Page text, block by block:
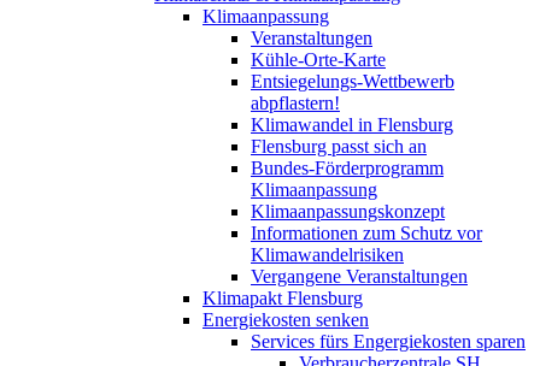
Klimaanpassung
Veranstaltungen
Kühle-Orte-Karte
Entsiegelungs-Wettbewerb
abpflastern!
Klimawandel in Flensburg
Flensburg passt sich an
Bundes-Förderprogramm
Klimaanpassung
Klimaanpassungskonzept
Informationen zum Schutz vor
Klimawandelrisiken
Vergangene Veranstaltungen
Klimapakt Flensburg
Energiekosten senken
Services fürs Engergiekosten sparen